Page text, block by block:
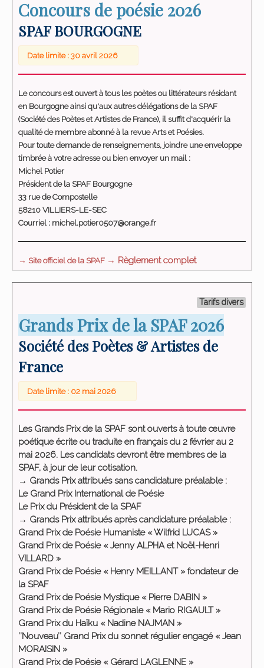
Concours de poésie 2026
SPAF BOURGOGNE
Date limite : 30 avril 2026
Le concours est ouvert à tous les poètes ou littérateurs résidant
en Bourgogne ainsi qu'aux autres délégations de la SPAF
(Société des Poètes et Artistes de France), il suffit d'acquérir la
qualité de membre abonné à la revue Arts et Poésies.
Pour toute demande de renseignements, joindre une enveloppe
timbrée à votre adresse ou bien envoyer un mail :
Michel Potier
Président de la SPAF Bourgogne
33 rue de Compostelle
58210 VILLIERS-LE-SEC
Courriel : michel.potier0507@orange.fr
→ Site officiel de la SPAF → Règlement complet
Tarifs divers
Grands Prix de la SPAF 2026
Société des Poètes & Artistes de
France
Date limite : 02 mai 2026
Les Grands Prix de la SPAF sont ouverts à toute œuvre
poétique écrite ou traduite en français du 2 février au 2
mai 2026. Les candidats devront être membres de la
SPAF, à jour de leur cotisation.
→ Grands Prix attribués sans candidature préalable :
Le Grand Prix International de Poésie
Le Prix du Président de la SPAF
→ Grands Prix attribués après candidature préalable :
Grand Prix de Poésie Humaniste « Wilfrid LUCAS »
Grand Prix de Poésie « Jenny ALPHA et Noël-Henri
VILLARD »
Grand Prix de Poésie « Henry MEILLANT » fondateur de
la SPAF
Grand Prix de Poésie Mystique « Pierre DABIN »
Grand Prix de Poésie Régionale « Mario RIGAULT »
Grand Prix du Haïku « Nadine NAJMAN »
’’Nouveau’’ Grand Prix du sonnet régulier engagé « Jean
MORAISIN »
Grand Prix de Poésie « Gérard LAGLENNE »